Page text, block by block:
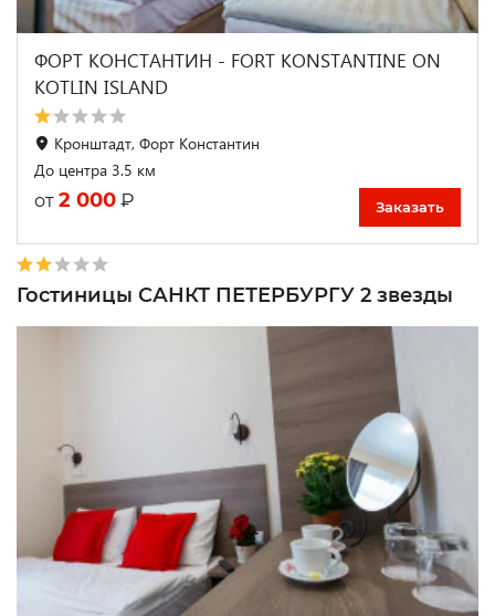
ФОРТ КОНСТАНТИН - FORT KONSTANTINE ON
KOTLIN ISLAND
Кронштадт, Форт Константин
До центра 3.5 км
от 2 000 ₽ Заказать
Гостиницы САНКТ ПЕТЕРБУРГУ 2 звезды